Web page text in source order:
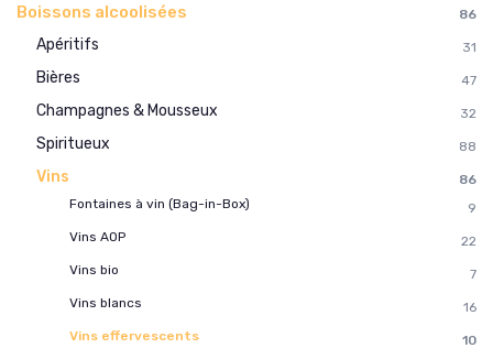
Boissons alcoolisées 86
Apéritifs 31
Bières 47
Champagnes & Mousseux 32
Spiritueux 88
Vins
86
Fontaines à vin (Bag-in-Box)
9
Vins AOP
22
Vins bio
7
Vins blancs
16
Vins effervescents
10